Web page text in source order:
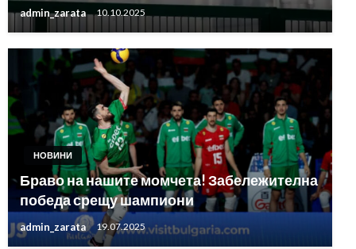
admin_zarata 10.10.2025
НОВИНИ
Браво на нашите момчета! Забележителна
победа срещу шампиони
admin_zarata 19.07.2025